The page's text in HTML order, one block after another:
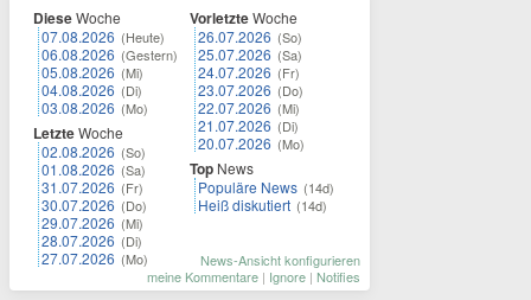
DieseWoche
07.08.2026 (Heute)
06.08.2026 (Gestern)
05.08.2026 (Mi)
04.08.2026 (Di)
03.08.2026 (Mo)
LetzteWoche
02.08.2026 (So)
01.08.2026 (Sa)
31.07.2026 (Fr)
30.07.2026 (Do)
29.07.2026 (Mi)
28.07.2026 (Di)
27.07.2026 (Mo)
VorletzteWoche
26.07.2026 (So)
25.07.2026 (Sa)
24.07.2026 (Fr)
23.07.2026 (Do)
22.07.2026 (Mi)
21.07.2026 (Di)
20.07.2026 (Mo)
Top News
Populäre News (14d)
Heiß diskutiert (14d)
News-Ansicht konfigurieren
meine Kommentare | Ignore | Notifies